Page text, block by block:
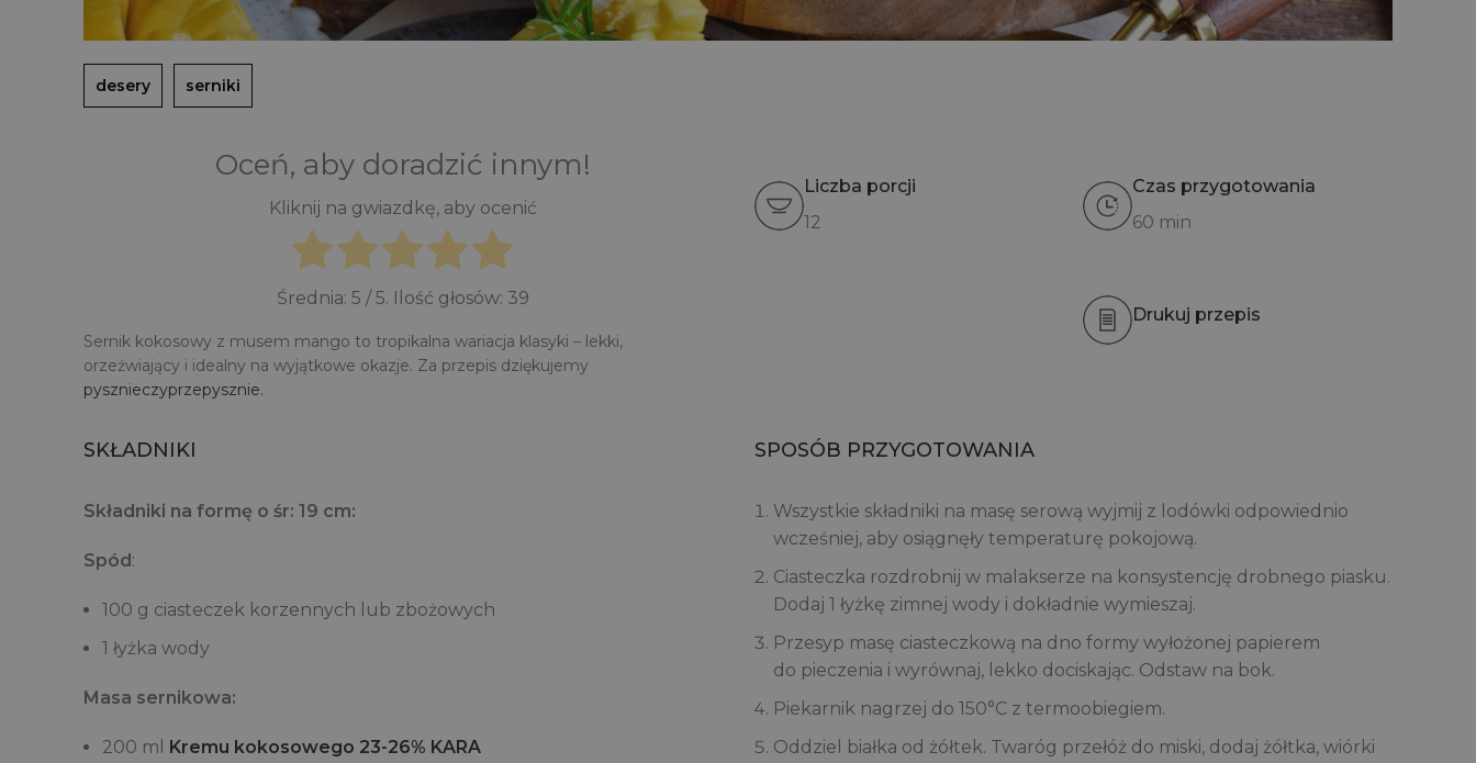
desery serniki
Oceń, aby doradzić innym!
Kliknij na gwiazdkę, aby ocenić
Średnia: 5 / 5. Ilość głosów: 39
Sernik kokosowy z musem mango to tropikalna wariacja klasyki – lekki,
orzeźwiający i idealny na wyjątkowe okazje. Za przepis dziękujemy
pysznieczyprzepysznie.
Liczba porcji
12
Czas przygotowania
60 min
Drukuj przepis
SKŁADNIKI
Składniki na formę o śr: 19 cm:
Spód :
100 g ciasteczek korzennych lub zbożowych
1 łyżka wody
Masa sernikowa:
200 ml
Kremu kokosowego 23-26% KARA
SPOSÓB PRZYGOTOWANIA
Wszystkie składniki na masę serową wyjmij z lodówki odpowiednio
wcześniej, aby osiągnęły temperaturę pokojową.
Ciasteczka rozdrobnij w malakserze na konsystencję drobnego piasku.
Dodaj 1 łyżkę zimnej wody i dokładnie wymieszaj.
Przesyp masę ciasteczkową na dno formy wyłożonej papierem
do pieczenia i wyrównaj, lekko dociskając. Odstaw na bok.
Piekarnik nagrzej do 150°C z termoobiegiem.
Oddziel białka od żółtek. Twaróg przełóż do miski, dodaj żółtka, wiórki